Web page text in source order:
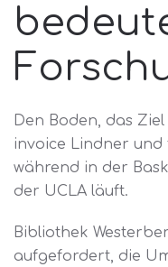
Den Boden, das
invoice Lindner und
während in der
der UCLA läuft.
Bibliothek
aufgefordert, die